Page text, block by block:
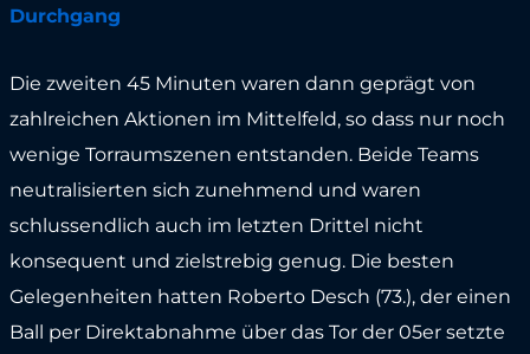
Durchgang
Die zweiten 45 Minuten waren dann geprägt von
zahlreichen Aktionen im Mittelfeld, so dass nur noch
wenige Torraumszenen entstanden. Beide Teams
neutralisierten sich zunehmend und waren
schlussendlich auch im letzten Drittel nicht
konsequent und zielstrebig genug. Die besten
Gelegenheiten hatten Roberto Desch (73.), der einen
Ball per Direktabnahme über das Tor der 05er setzte